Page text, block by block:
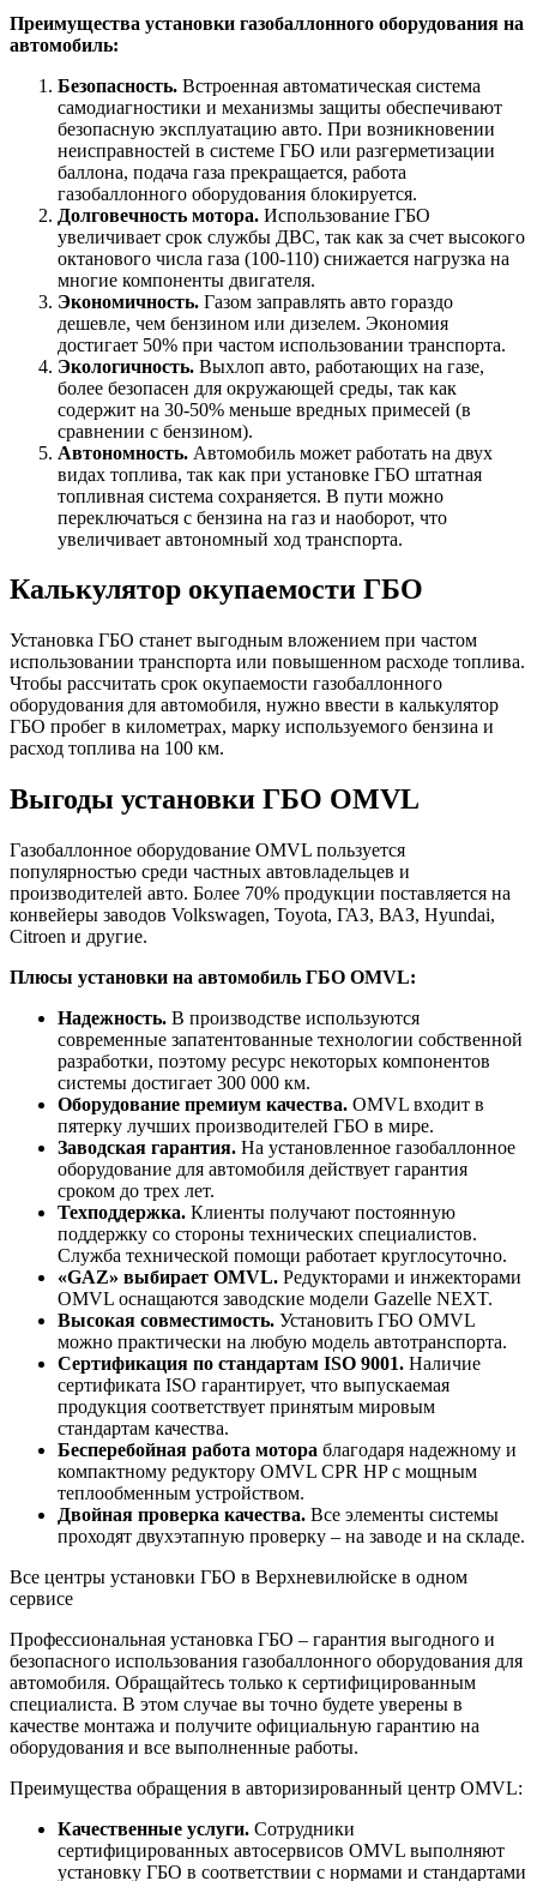
Преимущества установки газобаллонного оборудования на
автомобиль:
Безопасность. Встроенная автоматическая система
самодиагностики и механизмы защиты обеспечивают
безопасную эксплуатацию авто. При возникновении
неисправностей в системе ГБО или разгерметизации
баллона, подача газа прекращается, работа
газобаллонного оборудования блокируется.
Долговечность мотора. Использование ГБО
увеличивает срок службы ДВС, так как за счет высокого
октанового числа газа (100-110) снижается нагрузка на
многие компоненты двигателя.
Экономичность. Газом заправлять авто гораздо
дешевле, чем бензином или дизелем. Экономия
достигает 50% при частом использовании транспорта.
Экологичность. Выхлоп авто, работающих на газе,
более безопасен для окружающей среды, так как
содержит на 30-50% меньше вредных примесей (в
сравнении с бензином).
Автономность. Автомобиль может работать на двух
видах топлива, так как при установке ГБО штатная
топливная система сохраняется. В пути можно
переключаться с бензина на газ и наоборот, что
увеличивает автономный ход транспорта.
Калькулятор окупаемости ГБО
Установка ГБО станет выгодным вложением при частом
использовании транспорта или повышенном расходе топлива.
Чтобы рассчитать срок окупаемости газобаллонного
оборудования для автомобиля, нужно ввести в калькулятор
ГБО пробег в километрах, марку используемого бензина и
расход топлива на 100 км.
Выгоды установки ГБО OMVL
Газобаллонное оборудование OMVL пользуется
популярностью среди частных автовладельцев и
производителей авто. Более 70% продукции поставляется на
конвейеры заводов Volkswagen, Toyota, ГАЗ, ВАЗ, Hyundai,
Citroen и другие.
Плюсы установки на автомобиль ГБО OMVL:
Надежность. В производстве используются
современные запатентованные технологии собственной
разработки, поэтому ресурс некоторых компонентов
системы достигает 300 000 км.
Оборудование премиум качества. OMVL входит в
пятерку лучших производителей ГБО в мире.
Заводская гарантия. На установленное газобаллонное
оборудование для автомобиля действует гарантия
сроком до трех лет.
Техподдержка. Клиенты получают постоянную
поддержку со стороны технических специалистов.
Служба технической помощи работает круглосуточно.
«GAZ» выбирает OMVL. Редукторами и инжекторами
OMVL оснащаются заводские модели Gazelle NEXT.
Высокая совместимость. Установить ГБО OMVL
можно практически на любую модель автотранспорта.
Сертификация по стандартам ISO 9001. Наличие
сертификата ISO гарантирует, что выпускаемая
продукция соответствует принятым мировым
стандартам качества.
Бесперебойная работа мотора благодаря надежному и
компактному редуктору OMVL CPR HP с мощным
теплообменным устройством.
Двойная проверка качества. Все элементы системы
проходят двухэтапную проверку – на заводе и на складе.
Все центры установки ГБО в Верхневилюйске в одном
сервисе
Профессиональная установка ГБО – гарантия выгодного и
безопасного использования газобаллонного оборудования для
автомобиля. Обращайтесь только к сертифицированным
специалиста. В этом случае вы точно будете уверены в
качестве монтажа и получите официальную гарантию на
оборудования и все выполненные работы.
Преимущества обращения в авторизированный центр OMVL:
Качественные услуги. Сотрудники
сертифицированных автосервисов OMVL выполняют
установку ГБО в соответствии с нормами и стандартами